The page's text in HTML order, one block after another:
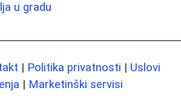
u gradu
| Politika privatnosti | Uslovi
| Marketinški servisi